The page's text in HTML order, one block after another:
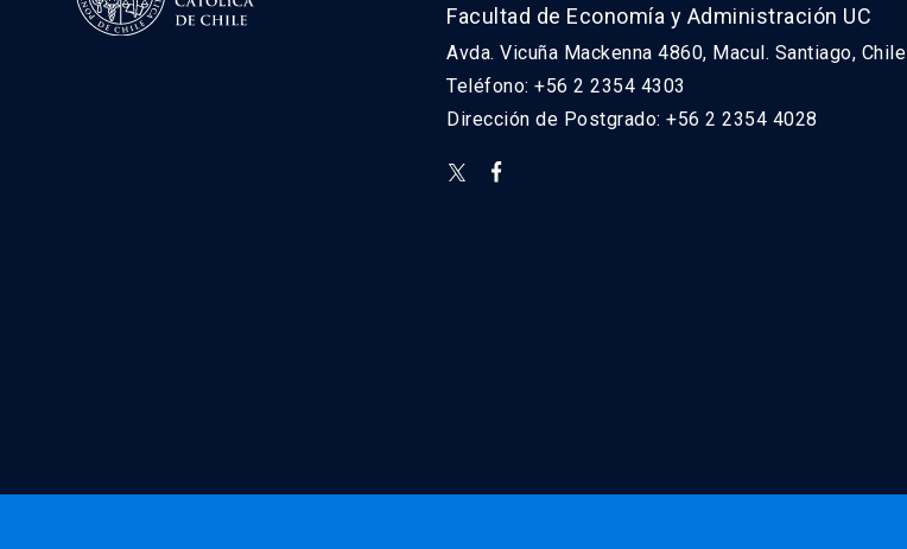
Facultad de Economía y Administración UC
Avda. Vicuña Mackenna 4860, Macul. Santiago, Chile
Teléfono: +56 2 2354 4303
Dirección de Postgrado: +56 2 2354 4028